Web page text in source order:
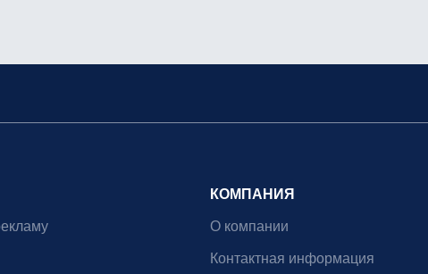
КОМПАНИЯ
О компании
Контактная информация